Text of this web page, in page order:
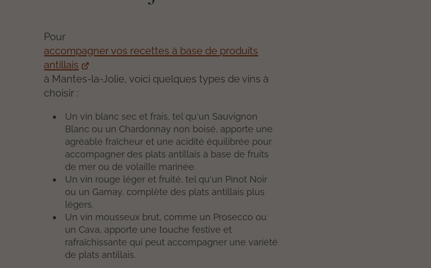
Pour
accompagner vos recettes à base de produits
antillais
à Mantes-la-Jolie, voici quelques types de vins à
choisir :
Un vin blanc sec et frais, tel qu'un Sauvignon
Blanc ou un Chardonnay non boisé, apporte une
agréable fraîcheur et une acidité équilibrée pour
accompagner des plats antillais à base de fruits
de mer ou de volaille marinée.
Un vin rouge léger et fruité, tel qu'un Pinot Noir
ou un Gamay, complète des plats antillais plus
légers.
Un vin mousseux brut, comme un Prosecco ou
un Cava, apporte une touche festive et
rafraîchissante qui peut accompagner une variété
de plats antillais.